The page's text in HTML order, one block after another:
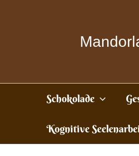
Schokolade
Kognitive